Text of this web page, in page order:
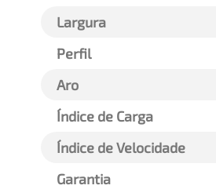
Largura
Perfil
Aro
Índice de Carga
Índice de Velocidade
Garantia